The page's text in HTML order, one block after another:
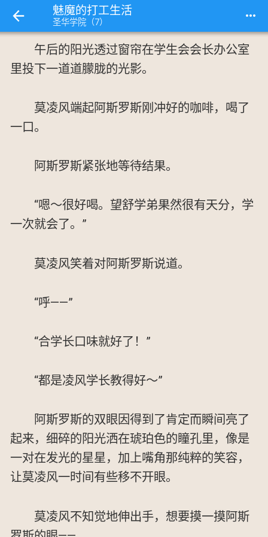
魅魔的打工生活
圣华学院（7） more_horiz
午后的阳光透过窗帘在学生会会长办公室
里投下一道道朦胧的光影。
莫凌风端起阿斯罗斯刚冲好的咖啡，喝了
一口。
阿斯罗斯紧张地等待结果。
“嗯～很好喝。望舒学弟果然很有天分，学
一次就会了。”
莫凌风笑着对阿斯罗斯说道。
“呼——”
“合学长口味就好了！”
“都是凌风学长教得好～”
阿斯罗斯的双眼因得到了肯定而瞬间亮了
起来，细碎的阳光洒在琥珀色的瞳孔里，像是
一对在发光的星星，加上嘴角那纯粹的笑容，
让莫凌风一时间有些移不开眼。
莫凌风不知觉地伸出手，想要摸一摸阿斯